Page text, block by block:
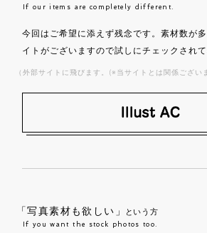
If our items are completely different.
今回はご希望に添えず残念です。素材数が
イトがございますので試しにチェックされて
（外部サイトに飛びます。(※当サイトとは関係ござい
「写真素材も欲しい」 という方
If you want the stock photos too.